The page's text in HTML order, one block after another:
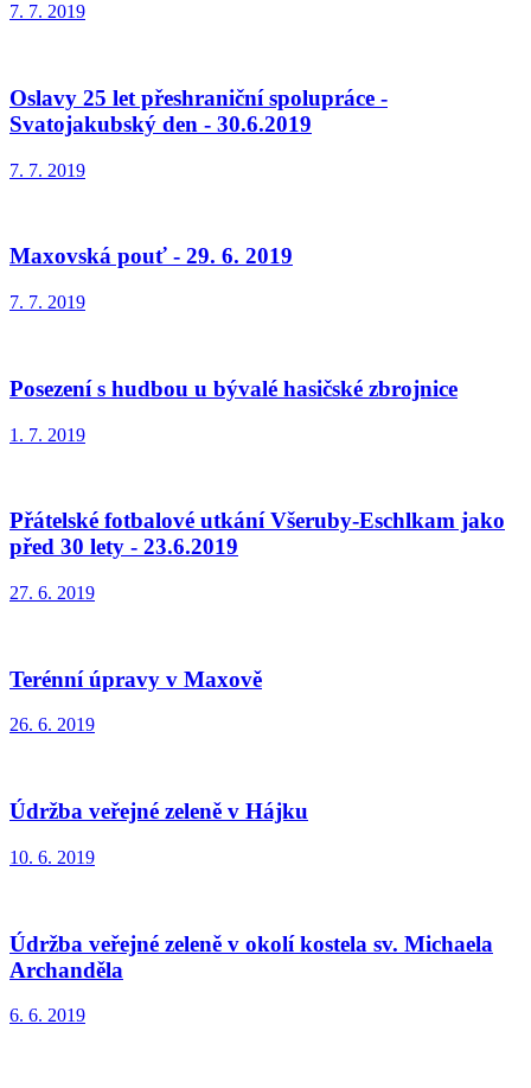
7. 7. 2019
Oslavy 25 let přeshraniční spolupráce -
Svatojakubský den - 30.6.2019
7. 7. 2019
Maxovská pouť - 29. 6. 2019
7. 7. 2019
Posezení s hudbou u bývalé hasičské zbrojnice
1. 7. 2019
Přátelské fotbalové utkání Všeruby-Eschlkam jako
před 30 lety - 23.6.2019
27. 6. 2019
Terénní úpravy v Maxově
26. 6. 2019
Údržba veřejné zeleně v Hájku
10. 6. 2019
Údržba veřejné zeleně v okolí kostela sv. Michaela
Archanděla
6. 6. 2019